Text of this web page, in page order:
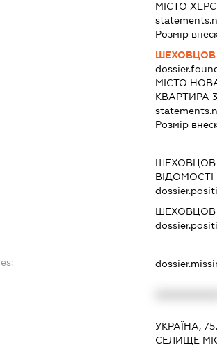
МІСТО
Розмір
ШЕХОВЦОВ
МІСТО
КВАРТИРА
Розмір
ШЕХОВЦОВ
ВІДОМОСТІ
ШЕХОВЦОВ
УКРАЇНА,
СЕЛИЩЕ